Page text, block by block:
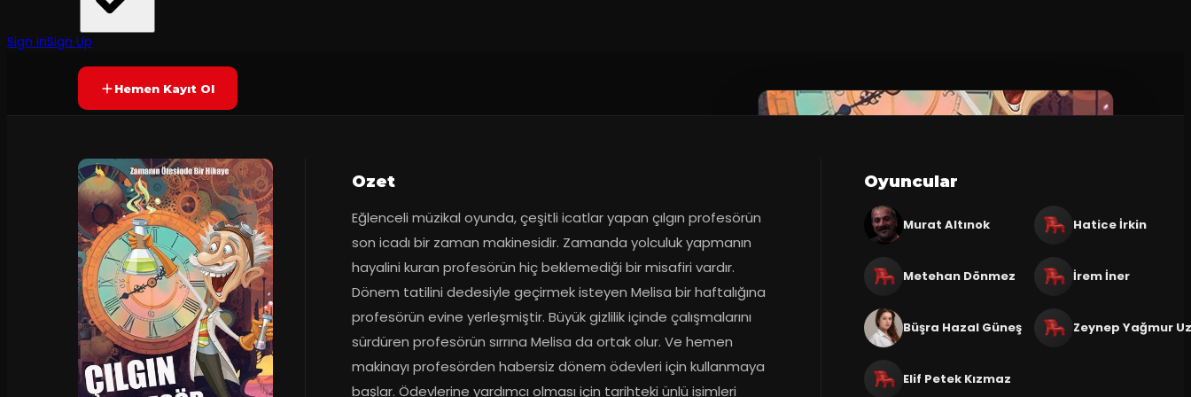
Sign InSign UpYAKINDA Yetersiz oy
Hemen Kayıt Ol
Ozet
Eğlenceli müzikal oyunda, çeşitli icatlar yapan çılgın profesörün
son icadı bir zaman makinesidir. Zamanda yolculuk yapmanın
hayalini kuran profesörün hiç beklemediği bir misafiri vardır.
Dönem tatilini dedesiyle geçirmek isteyen Melisa bir haftalığına
profesörün evine yerleşmiştir. Büyük gizlilik içinde çalışmalarını
sürdüren profesörün sırrına Melisa da ortak olur. Ve hemen
makinayı profesörden habersiz dönem ödevleri için kullanmaya
başlar. Ödevlerine yardımcı olması için tarihteki ünlü isimleri
Oyuncular
Murat Altınok Hatice İrkin
Metehan Dönmez İrem İner
Büşra Hazal Güneş Zeynep Yağmur
Elif Petek Kızmaz